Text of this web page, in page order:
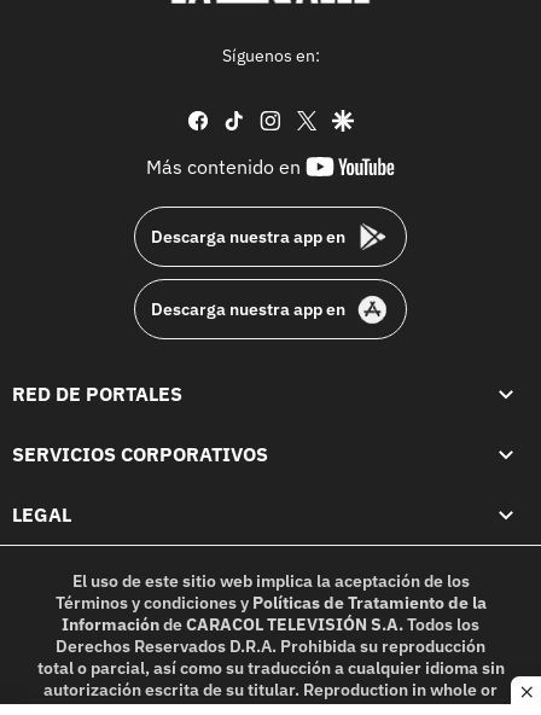
Síguenos en:
facebook
tiktok instagram
twittergoogle
Más contenido en
youtube-
Descarga nuestra app en
Descarga nuestra app en
RED DE PORTALES
SERVICIOS CORPORATIVOS
LEGAL
El uso de este sitio web implica la aceptación de los
Términos y condicionesy Políticas de Tratamiento de la
InformacióndeCARACOL TELEVISIÓN S.A.Todos los
Derechos Reservados D.R.A. Prohibida su reproducción
total o parcial, así como su traducción a cualquier idioma sin
autorización escrita de su titular. Reproduction in whole or